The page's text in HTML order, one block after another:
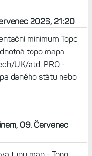
2026, 21:20
minimum Topo
topo mapa
UK/atd. PRO -
daného státu nebo
09. Červenec